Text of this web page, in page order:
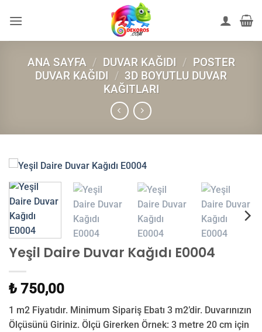
atla
ANA SAYFA / DUVAR KAĞIDI / POSTER
DUVAR KAĞIDI / 3D BOYUTLU DUVAR
KAĞITLARI
Yeşil Daire Duvar Kağıdı E0004
₺ 750,00
1 m2 Fiyatıdır. Minimum Sipariş Ebatı 3 m2’dir. Duvarınızın
Ölçüsünü Giriniz. Ölçü Girerken Örnek: 3 metre 20 cm için